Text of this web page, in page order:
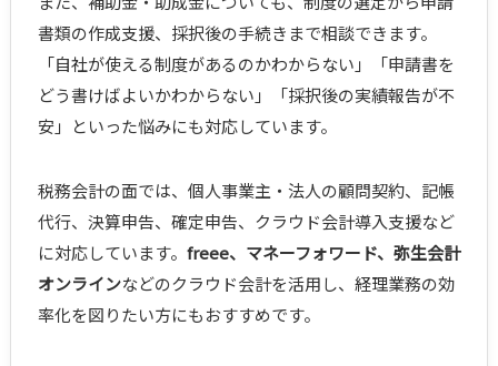
書類の作成支援、採択後の手続きまで相談できます。
「自社が使える制度があるのかわからない」「申請書を
どう書けばよいかわからない」「採択後の実績報告が不
安」といった悩みにも対応しています。
税務会計の面では、個人事業主・法人の顧問契約、記帳
代行、決算申告、確定申告、クラウド会計導入支援など
に対応しています。 freee、マネーフォワード、弥生会計
オンラインなどのクラウド会計を活用し、経理業務の効
率化を図りたい方にもおすすめです。